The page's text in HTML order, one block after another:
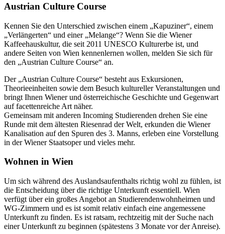
Austrian Culture Course
Kennen Sie den Unterschied zwischen einem „Kapuziner“, einem
„Verlängerten“ und einer „Melange“? Wenn Sie die Wiener
Kaffeehauskultur, die seit 2011 UNESCO Kulturerbe ist, und
andere Seiten von Wien kennenlernen wollen, melden Sie sich für
den „Austrian Culture Course“ an.
Der „Austrian Culture Course“ besteht aus Exkursionen,
Theorieeinheiten sowie dem Besuch kultureller Veranstaltungen und
bringt Ihnen Wiener und österreichische Geschichte und Gegenwart
auf facettenreiche Art näher.
Gemeinsam mit anderen Incoming Studierenden drehen Sie eine
Runde mit dem ältesten Riesenrad der Welt, erkunden die Wiener
Kanalisation auf den Spuren des 3. Manns, erleben eine Vorstellung
in der Wiener Staatsoper und vieles mehr.
Wohnen in Wien
Um sich während des Auslandsaufenthalts richtig wohl zu fühlen, ist
die Entscheidung über die richtige Unterkunft essentiell. Wien
verfügt über ein großes Angebot an Studierendenwohnheimen und
WG-Zimmern und es ist somit relativ einfach eine angemessene
Unterkunft zu finden. Es ist ratsam, rechtzeitig mit der Suche nach
einer Unterkunft zu beginnen (spätestens 3 Monate vor der Anreise).